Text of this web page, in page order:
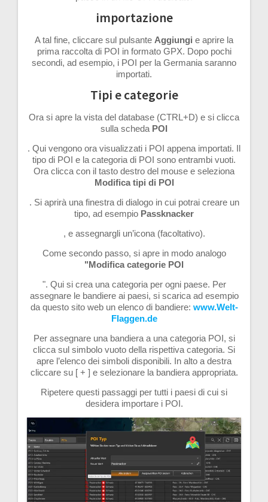
importazione
A tal fine, cliccare sul pulsante Aggiungi e aprire la
prima raccolta di POI in formato GPX. Dopo pochi
secondi, ad esempio, i POI per la Germania saranno
importati.
Tipi e categorie
Ora si apre la vista del database (CTRL+D) e si clicca
sulla scheda POI
. Qui vengono ora visualizzati i POI appena importati. Il
tipo di POI e la categoria di POI sono entrambi vuoti.
Ora clicca con il tasto destro del mouse e seleziona
Modifica tipi di POI
. Si aprirà una finestra di dialogo in cui potrai creare un
tipo, ad esempio Passknacker
, e assegnargli un’icona (facoltativo).
Come secondo passo, si apre in modo analogo
"Modifica categorie POI
". Qui si crea una categoria per ogni paese. Per
assegnare le bandiere ai paesi, si scarica ad esempio
da questo sito web un elenco di bandiere: www.Welt-
Flaggen.de
Per assegnare una bandiera a una categoria POI, si
clicca sul simbolo vuoto della rispettiva categoria. Si
apre l’elenco dei simboli disponibili. In alto a destra
cliccare su [ + ] e selezionare la bandiera appropriata.
Ripetere questi passaggi per tutti i paesi di cui si
desidera importare i POI.